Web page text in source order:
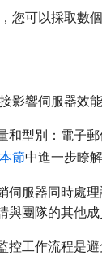
您可以採取數
影響伺服器效
和型別：電子
本節中進一步瞭
伺服器同時處
與團隊的其他
控工作流程是